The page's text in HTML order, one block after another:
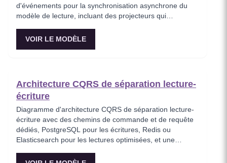
d'événements pour la synchronisation asynchrone du
modèle de lecture, incluant des projecteurs qui
événements de domaine. Ce modèle démontre la pile
d'écriture ont des exigences de mise à l'échelle
fondamentalement différentes.
VOIR LE MODÈLE
Architecture CQRS de séparation lecture-
écriture
Diagramme d'architecture CQRS de séparation lecture-
écriture avec des chemins de commande et de requête
dédiés, PostgreSQL pour les écritures, Redis ou
Elasticsearch pour les lectures optimisées, et une
surveillance du décalage. Ce modèle démontre le